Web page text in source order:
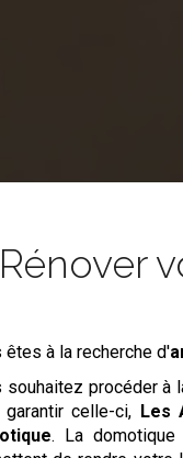
Rénover
êtes à la recherche d'
souhaitez procéder à
garantir celle-ci, Les
. La domotique